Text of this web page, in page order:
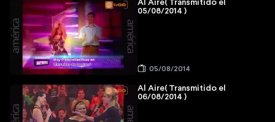
Al Aire( Transmitido el
05/08/2014 )
05/08/2014
Al Aire( Transmitido el
06/08/2014 )